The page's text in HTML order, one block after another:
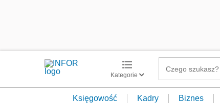
Kategorie
Księgowość Kadry Biznes